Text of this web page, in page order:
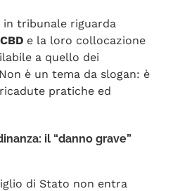
in tribunale riguarda
e la loro collocazione
a quello dei
è un tema da slogan: è
pratiche ed
il “danno grave”
di Stato non entra